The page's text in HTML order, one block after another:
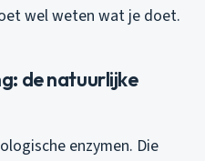
wel weten wat je doet.
de natuurlijke
enzymen. Die